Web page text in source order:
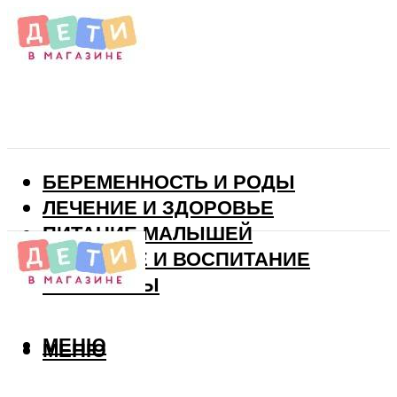
БЕРЕМЕННОСТЬ И РОДЫ
ЛЕЧЕНИЕ И ЗДОРОВЬЕ
ПИТАНИЕ МАЛЫШЕЙ
РАЗВИТИЕ И ВОСПИТАНИЕ
ВИТАМИНЫ
МЕНЮ
МЕНЮ